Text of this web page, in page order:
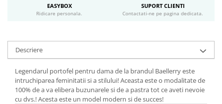
EASYBOX
Ridicare personala.
SUPORT CLIENTI
Contactati-ne pe pagina dedicata.
Descriere
Legendarul portofel pentru dama de la brandul Baellerry este
intruchiparea feminitatii si a stilului! Aceasta este o modalitate de
100% de a va elibera buzunarele si de a pastra tot ce aveti nevoie
cu dvs.! Acesta este un model modern si de succes!